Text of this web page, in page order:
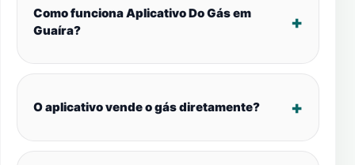
Como funciona Aplicativo Do Gás em
Guaíra?
O aplicativo vende o gás diretamente?